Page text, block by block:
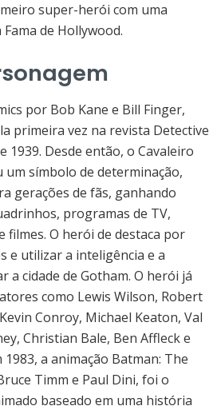
super-herói com uma
de Hollywood.
por Bob Kane e Bill Finger,
primeira vez na revista Detective
1939. Desde então, o Cavaleiro
símbolo de determinação,
gerações de fãs, ganhando
programas de TV,
filmes. O herói de destaca por
e utilizar a inteligência e a
a cidade de Gotham. O herói já
como Lewis Wilson, Robert
Conroy, Michael Keaton, Val
Christian Bale, Ben Affleck e
a animação Batman: The
Timm e Paul Dini, foi o
baseado em uma história